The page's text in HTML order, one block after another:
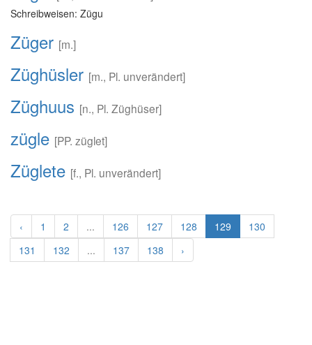
Schreibweisen: Zügu
Züger [m.]
Züghüsler [m., Pl. unverändert]
Züghuus [n., Pl. Züghüser]
zügle [PP. züglet]
Züglete [f., Pl. unverändert]
‹ 1 2 ... 126 127 128 129
130
131
132 ... 137 138 ›